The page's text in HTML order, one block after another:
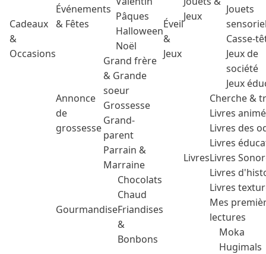
Cadeaux
&
Occasions
Événements
& Fêtes
Pâques
Halloween
Noël
Annonce
de
grossesse
Grand frère
& Grande
soeur
Grossesse
Grand-
parent
Parrain &
Marraine
Gourmandise
Chocolats
Chaud
Friandises
&
Bonbons
Éveil
&
Jeux
Jeux
Jouets
Casse-
Jeux de
société
Jeux
Livres
Cherche &
Livres
Livres des
Livres
Livres
Livres
Livres
Mes
lectures
Moka
Hugimals